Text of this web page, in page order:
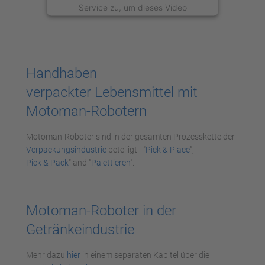
Service zu, um dieses Video
anzusehen.
powered by
Usercentrics Consent
Management Platform
Handhaben
verpackter Lebensmittel mit
Motoman-Robotern
Motoman-Roboter sind in der gesamten Prozesskette der
Verpackungsindustrie beteiligt - "Pick & Place",
Pick & Pack" and "Palettieren".
Motoman-Roboter in der
Getränkeindustrie
Mehr dazu hier in einem separaten Kapitel über die